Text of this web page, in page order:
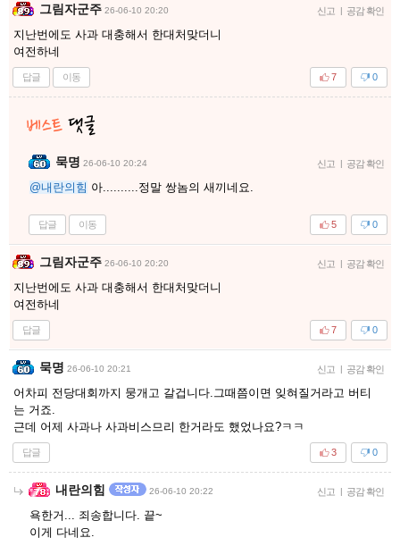
그림자군주 26-06-10 20:20 신고 | 공감 확인
지난번에도 사과 대충해서 한대처맞더니
여전하네
답글 이동 0
7
묵명 26-06-10 20:24 신고 | 공감 확인
@내란의힘 아..........정말 쌍놈의 새끼네요.
답글 이동 0
5
그림자군주 26-06-10 20:20 신고 | 공감 확인
지난번에도 사과 대충해서 한대처맞더니
여전하네
답글 0
7
묵명 26-06-10 20:21 신고 | 공감 확인
어차피 전당대회까지 뭉개고 갈겁니다.그때쯤이면 잊혀질거라고 버티
는 거죠.
근데 어제 사과나 사과비스므리 한거라도 했었나요?ㅋㅋ
답글 0
3
내란의힘 26-06-10 20:22 신고 | 공감 확인
욕한거... 죄송합니다. 끝~
이게 다네요.